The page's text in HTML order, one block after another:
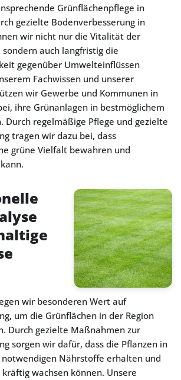
Grünflächenpflege in
gezielte Bodenverbesserung in
wir nicht nur die Vitalität der
auch langfristig die
gegenüber Umwelteinflüssen
Fachwissen und unserer
wir Gewerbe und Kommunen in
ihre Grünanlagen in bestmöglichem
Durch regelmäßige Pflege und gezielte
tragen wir dazu bei, dass
grüne Vielfalt bewahren und
wir besonderen Wert auf
um die Grünflächen in der Region
Durch gezielte Maßnahmen zur
sorgen wir dafür, dass die Pflanzen in
notwendigen Nährstoffe erhalten und
wachsen können. Unsere